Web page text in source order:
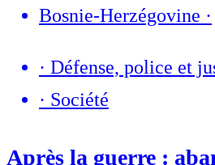
Bosnie-Herzégovine ·
· Défense, police et
· Société
Après la guerre :